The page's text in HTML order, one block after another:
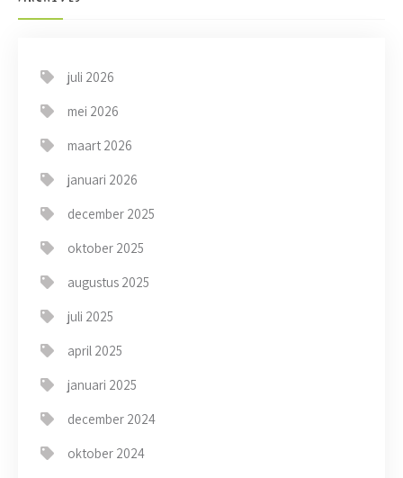
juli 2026
mei 2026
maart 2026
januari 2026
december 2025
oktober 2025
augustus 2025
juli 2025
april 2025
januari 2025
december 2024
oktober 2024